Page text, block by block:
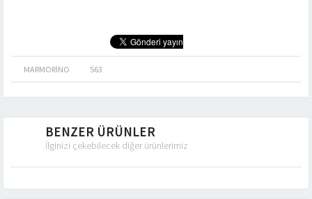
MARMORINO 563
BENZER ÜRÜNLER
İlginizi çekebilecek diğer ürünlerimiz